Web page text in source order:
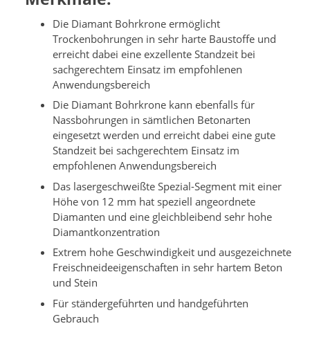
Die Diamant Bohrkrone ermöglicht
Trockenbohrungen in sehr harte Baustoffe und
erreicht dabei eine exzellente Standzeit bei
sachgerechtem Einsatz im empfohlenen
Anwendungsbereich
Die Diamant Bohrkrone kann ebenfalls für
Nassbohrungen in sämtlichen Betonarten
eingesetzt werden und erreicht dabei eine gute
Standzeit bei sachgerechtem Einsatz im
empfohlenen Anwendungsbereich
Das lasergeschweißte Spezial-Segment mit einer
Höhe von 12 mm hat speziell angeordnete
Diamanten und eine gleichbleibend sehr hohe
Diamantkonzentration
Extrem hohe Geschwindigkeit und ausgezeichnete
Freischneideeigenschaften in sehr hartem Beton
und Stein
Für ständergeführten und handgeführten
Gebrauch